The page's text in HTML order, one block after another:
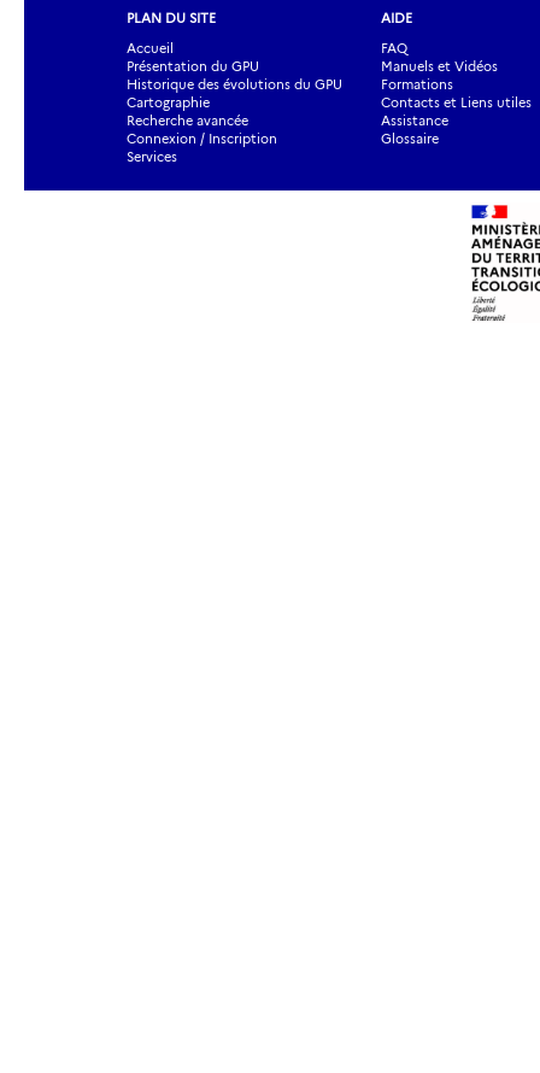
PLAN DU SITE
Accueil
Présentation du GPU
Historique des évolutions du GPU
Cartographie
Recherche avancée
Connexion / Inscription
Services
AIDE
FAQ
Manuels et Vidéos
Formations
Contacts et Liens utiles
Assistance
Glossaire